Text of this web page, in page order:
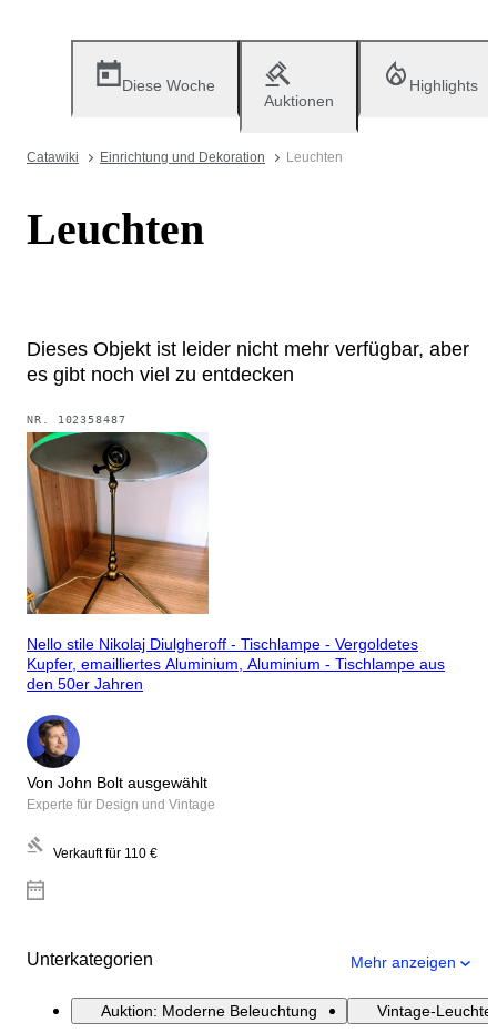
Diese Woche
Auktionen
Highlights
Catawiki Einrichtung und Dekoration Leuchten
Leuchten
Dieses Objekt ist leider nicht mehr verfügbar, aber
es gibt noch viel zu entdecken
NR. 102358487
Nello stile Nikolaj Diulgheroff - Tischlampe - Vergoldetes
Kupfer, emailliertes Aluminium, Aluminium - Tischlampe aus
den 50er Jahren
Von John Bolt ausgewählt
Experte für Design und Vintage
Verkauft für 110 €
Unterkategorien Mehr anzeigen
Auktion: Moderne Beleuchtung Vintage-